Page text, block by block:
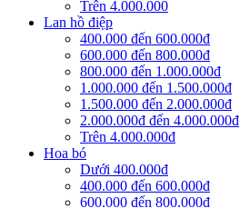
Trên 4.000.000
Lan hồ điệp
400.000 đến 600.000đ
600.000 đến 800.000đ
800.000 đến 1.000.000đ
1.000.000 đến 1.500.000đ
1.500.000 đến 2.000.000đ
2.000.000đ đến 4.000.000đ
Trên 4.000.000đ
Hoa bó
Dưới 400.000đ
400.000 đến 600.000đ
600.000 đến 800.000đ